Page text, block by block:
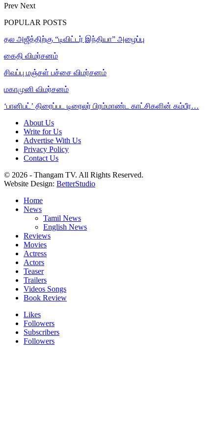
Prev Next
POPULAR POSTS
தல அஜீத்திற்கு “டிவிட்டர் இந்தியா” அழைப்பு
கைதி விமர்சனம்
சிவப்பு மஞ்சள் பச்சை விமர்சனம்
மகாமுனி விமர்சனம்
‘பானிபட்’ திரைப்பட டிரைலர் பிரம்மாண்ட காட்சிகளின் கம்பீர…
About Us
Write for Us
Advertise With Us
Privacy Policy
Contact Us
© 2026 - Thangam TV. All Rights Reserved.
Website Design: BetterStudio
Home
News
Tamil News
English News
Reviews
Movies
Actress
Actors
Teaser
Trailers
Videos Songs
Book Review
Likes
Followers
Subscribers
Followers